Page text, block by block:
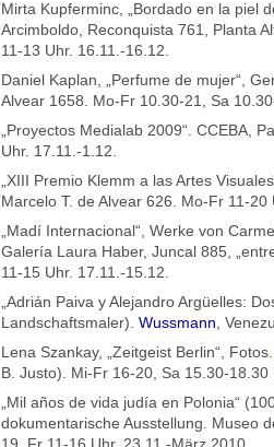
Mirta Kupferminc, „Bordado en la piel
Arcimboldo, Reconquista 761, Planta
11-13 Uhr. 16.11.-16.12.
Daniel Kaplan, „Perfume de mujer“,
Alvear 1658. Mo-Fr 10.30-21, Sa
„Proyectos Medialab 2009“. CCEBA,
Uhr. 17.11.-1.12.
„XIII Premio Klemm a las Artes
Marcelo T. de Alvear 626. Mo-Fr 11-20
„Madí Internacional“, Werke von
Galería Laura Haber, Juncal 885,
11-15 Uhr. 17.11.-15.12.
„Adrián Paiva y Alejandro Argüelles:
Landschaftsmaler). Wussmann ,
Lena Szankay, „Zeitgeist Berlin“, Fotos.
B. Justo). Mi-Fr 16-20, Sa 15.30-18.30
„Mil años de vida judía en Polonia“
dokumentarische Ausstellung. Museo